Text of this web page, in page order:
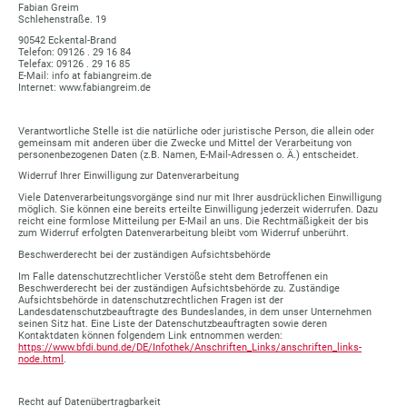
Fabian Greim
Schlehenstraße. 19
90542 Eckental-Brand
Telefon: 09126 . 29 16 84
Telefax: 09126 . 29 16 85
E-Mail: info at fabiangreim.de
Internet: www.fabiangreim.de
Verantwortliche Stelle ist die natürliche oder juristische Person, die allein oder
gemeinsam mit anderen über die Zwecke und Mittel der Verarbeitung von
personenbezogenen Daten (z.B. Namen, E-Mail-Adressen o. Ä.) entscheidet.
Widerruf Ihrer Einwilligung zur Datenverarbeitung
Viele Datenverarbeitungsvorgänge sind nur mit Ihrer ausdrücklichen Einwilligung
möglich. Sie können eine bereits erteilte Einwilligung jederzeit widerrufen. Dazu
reicht eine formlose Mitteilung per E-Mail an uns. Die Rechtmäßigkeit der bis
zum Widerruf erfolgten Datenverarbeitung bleibt vom Widerruf unberührt.
Beschwerderecht bei der zuständigen Aufsichtsbehörde
Im Falle datenschutzrechtlicher Verstöße steht dem Betroffenen ein
Beschwerderecht bei der zuständigen Aufsichtsbehörde zu. Zuständige
Aufsichtsbehörde in datenschutzrechtlichen Fragen ist der
Landesdatenschutzbeauftragte des Bundeslandes, in dem unser Unternehmen
seinen Sitz hat. Eine Liste der Datenschutzbeauftragten sowie deren
Kontaktdaten können folgendem Link entnommen werden:
https://www.bfdi.bund.de/DE/Infothek/Anschriften_Links/anschriften_links-
node.html .
Recht auf Datenübertragbarkeit